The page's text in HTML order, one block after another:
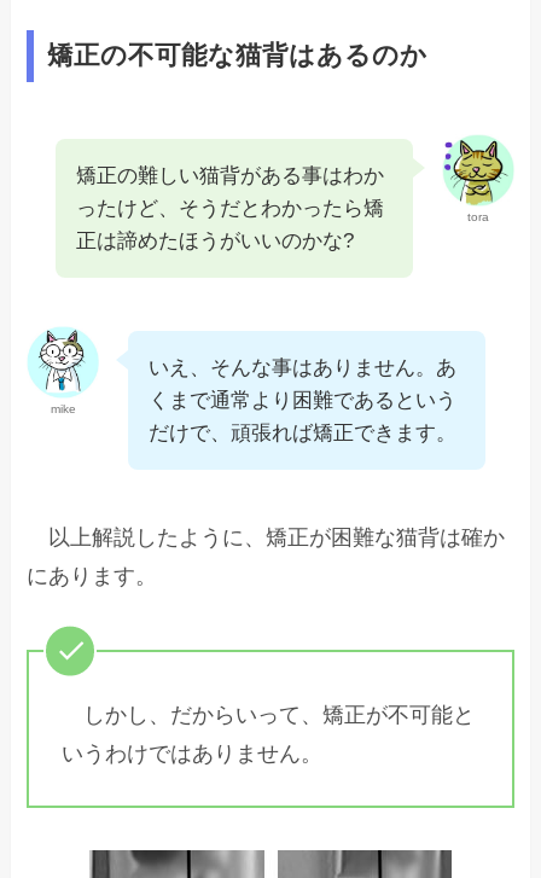
矯正の不可能な猫背はあるのか
tora
矯正の難しい猫背がある事はわか
ったけど、そうだとわかったら矯
正は諦めたほうがいいのかな?
mike
いえ、そんな事はありません。あ
くまで通常より困難であるという
だけで、頑張れば矯正できます。
以上解説したように、矯正が困難な猫背は確か
にあります。
しかし、だからいって、矯正が不可能と
いうわけではありません。